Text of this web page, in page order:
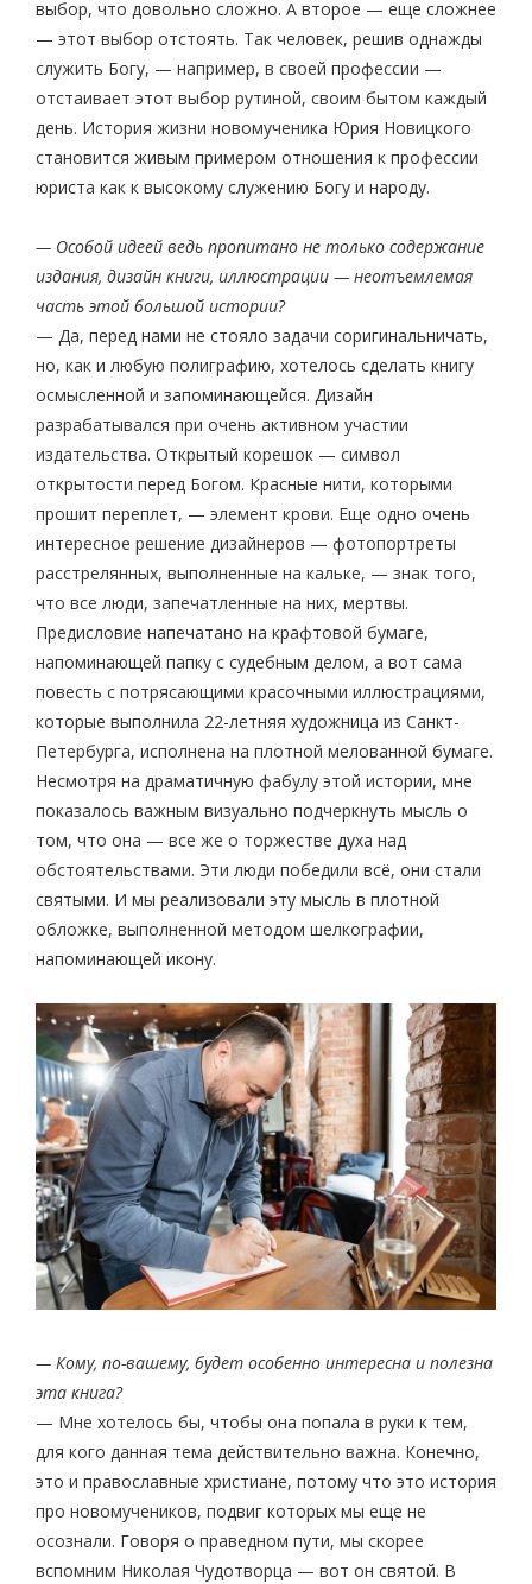
выбор, что довольно сложно. А второе — еще сложнее
— этот выбор отстоять. Так человек, решив однажды
служить Богу, — например, в своей профессии —
отстаивает этот выбор рутиной, своим бытом каждый
день. История жизни новомученика Юрия Новицкого
становится живым примером отношения к профессии
юриста как к высокому служению Богу и народу.
— Особой идеей ведь пропитано не только содержание
издания, дизайн книги, иллюстрации — неотъемлемая
часть этой большой истории?
— Да, перед нами не стояло задачи соригинальничать,
но, как и любую полиграфию, хотелось сделать книгу
осмысленной и запоминающейся. Дизайн
разрабатывался при очень активном участии
издательства. Открытый корешок — символ
открытости перед Богом. Красные нити, которыми
прошит переплет, — элемент крови. Еще одно очень
интересное решение дизайнеров — фотопортреты
расстрелянных, выполненные на кальке, — знак того,
что все люди, запечатленные на них, мертвы.
Предисловие напечатано на крафтовой бумаге,
напоминающей папку с судебным делом, а вот сама
повесть с потрясающими красочными иллюстрациями,
которые выполнила 22-летняя художница из Санкт-
Петербурга, исполнена на плотной мелованной бумаге.
Несмотря на драматичную фабулу этой истории, мне
показалось важным визуально подчеркнуть мысль о
том, что она — все же о торжестве духа над
обстоятельствами. Эти люди победили всё, они стали
святыми. И мы реализовали эту мысль в плотной
обложке, выполненной методом шелкографии,
напоминающей икону.
— Кому, по-вашему, будет особенно интересна и полезна
эта книга?
— Мне хотелось бы, чтобы она попала в руки к тем,
для кого данная тема действительно важна. Конечно,
это и православные христиане, потому что это история
про новомучеников, подвиг которых мы еще не
осознали. Говоря о праведном пути, мы скорее
вспомним Николая Чудотворца — вот он святой. В